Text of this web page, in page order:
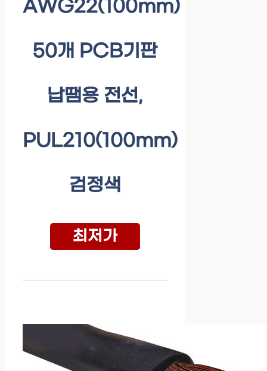
AWG22(100mm)
50개 PCB기판
납땜용 전선,
PUL210(100mm)
검정색
최저가